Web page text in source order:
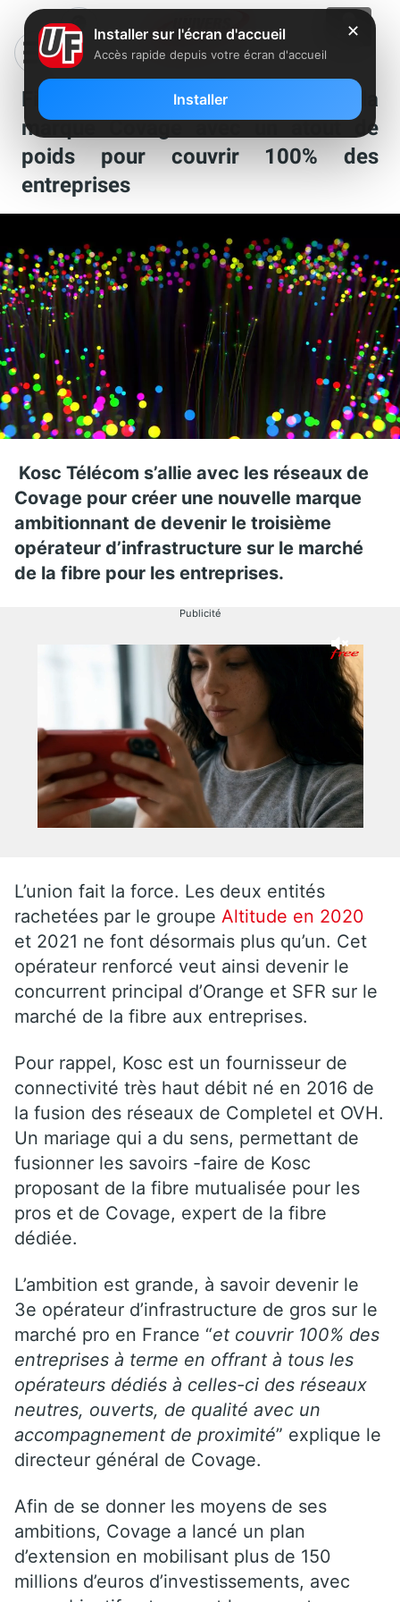
Fibre optique : Altitude relance la
marque Covage avec un atout de
poids pour couvrir 100% des
entreprises
Kosc Télécom s’allie avec les réseaux de
Covage pour créer une nouvelle marque
ambitionnant de devenir le troisième
opérateur d’infrastructure sur le marché
de la fibre pour les entreprises.
Publicité
L’union fait la force. Les deux entités
rachetées par le groupe Altitude en 2020
et 2021 ne font désormais plus qu’un. Cet
opérateur renforcé veut ainsi devenir le
concurrent principal d’Orange et SFR sur le
marché de la fibre aux entreprises.
Pour rappel, Kosc est un fournisseur de
connectivité très haut débit né en 2016 de
la fusion des réseaux de Completel et OVH.
Un mariage qui a du sens, permettant de
fusionner les savoirs -faire de Kosc
proposant de la fibre mutualisée pour les
pros et de Covage, expert de la fibre
dédiée.
L’ambition est grande, à savoir devenir le
3e opérateur d’infrastructure de gros sur le
marché pro en France “et couvrir 100% des
entreprises à terme en offrant à tous les
opérateurs dédiés à celles-ci des réseaux
neutres, ouverts, de qualité avec un
accompagnement de proximité” explique le
directeur général de Covage.
Afin de se donner les moyens de ses
ambitions, Covage a lancé un plan
d’extension en mobilisant plus de 150
millions d’euros d’investissements, avec
✕
Installer sur l'écran d'accueil
Accès rapide depuis votre écran d'accueil
Installer